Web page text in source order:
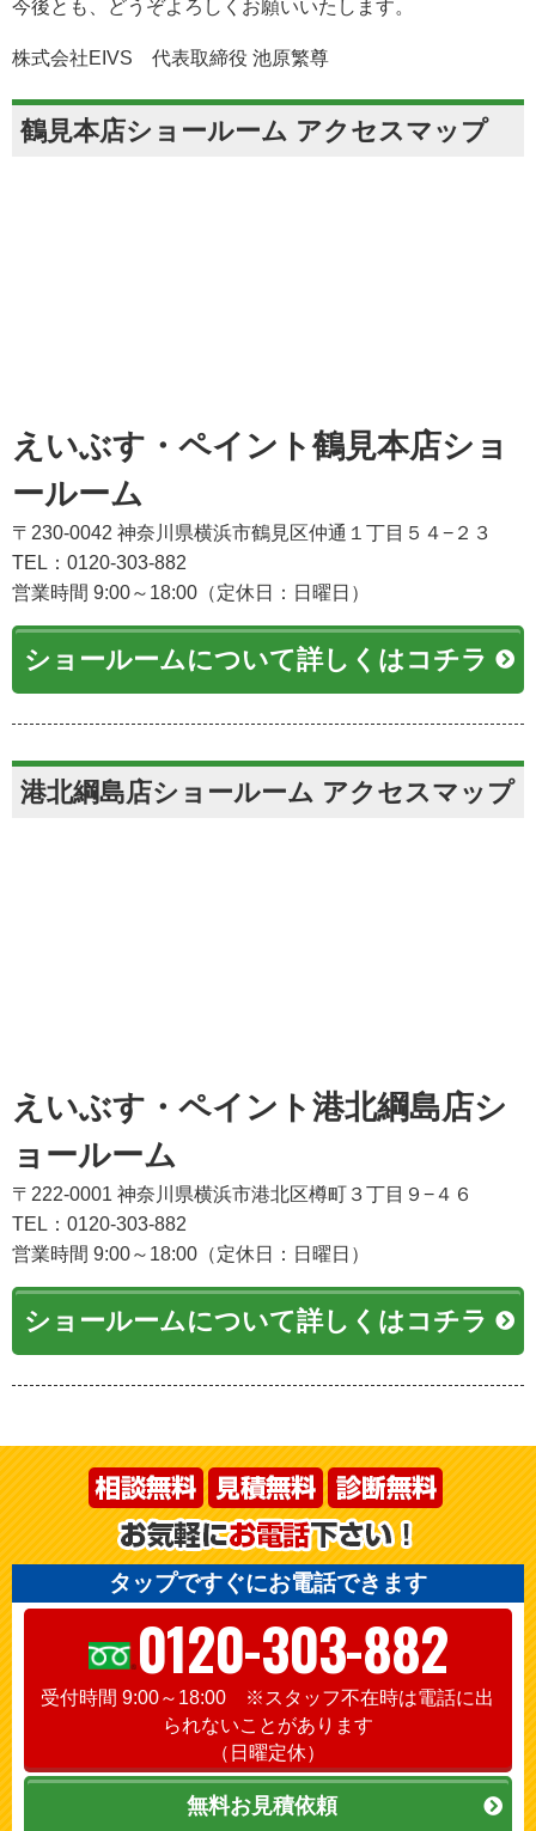
今後とも、どうぞよろしくお願いいたします。
株式会社EIVS 代表取締役 池原繁尊
鶴見本店ショールーム アクセスマップ
えいぶす・ペイント鶴見本店ショ
ールーム
〒230-0042 神奈川県横浜市鶴見区仲通１丁目５４−２３
TEL：0120-303-882
営業時間 9:00～18:00（定休日：日曜日）
ショールームについて詳しくはコチラ
港北綱島店ショールーム アクセスマップ
えいぶす・ペイント港北綱島店シ
ョールーム
〒222-0001 神奈川県横浜市港北区樽町３丁目９−４６
TEL：0120-303-882
営業時間 9:00～18:00（定休日：日曜日）
ショールームについて詳しくはコチラ
タップですぐにお電話できます
0120-303-882
受付時間 9:00～18:00 ※スタッフ不在時は電話に出
られないことがあります
（日曜定休）
無料お見積依頼